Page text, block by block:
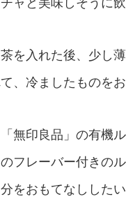
を入れた後、少し
、冷ましたものを
無印良品」の有機
フレーバー付きの
をおもてなしした